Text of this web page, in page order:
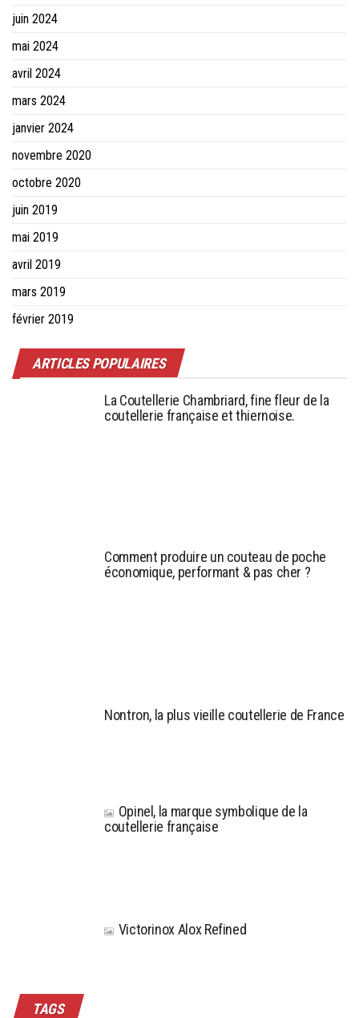
juin 2024
mai 2024
avril 2024
mars 2024
janvier 2024
novembre 2020
octobre 2020
juin 2019
mai 2019
avril 2019
mars 2019
février 2019
ARTICLES POPULAIRES
La Coutellerie Chambriard, fine fleur de la
coutellerie française et thiernoise.
Comment produire un couteau de poche
économique, performant & pas cher ?
Nontron, la plus vieille coutellerie de France
Opinel, la marque symbolique de la
coutellerie française
Victorinox Alox Refined
TAGS